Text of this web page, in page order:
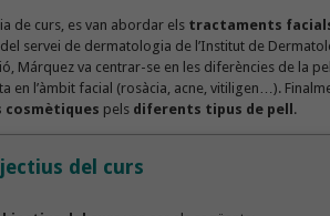
de curs, es van abordar elstractaments
servei de dermatologia de l’Institut de
Márquez va centrar-se en les diferències de la
en l’àmbit facial (rosàcia, acne, vitiligen…).
cosmètiques pels diferents tipus de pell .
del curs